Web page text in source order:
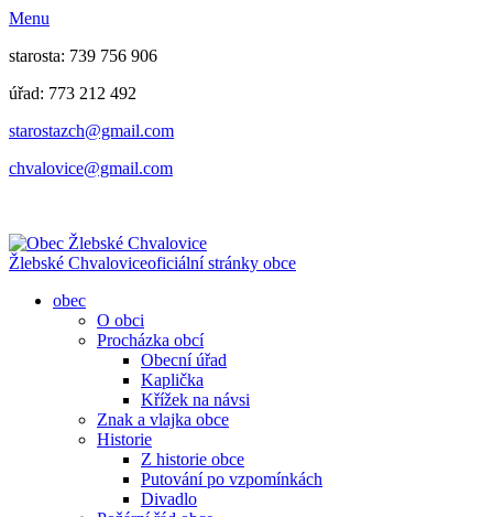
Menu
starosta: 739 756 906
úřad: 773 212 492
​​​​starostazch@gmail.com
​​​​chvalovice@gmail.com
Žlebské Chvaloviceoficiální stránky obce
obec
O obci
Procházka obcí
Obecní úřad
Kaplička
Křížek na návsi
Znak a vlajka obce
Historie
Z historie obce
Putování po vzpomínkách
Divadlo